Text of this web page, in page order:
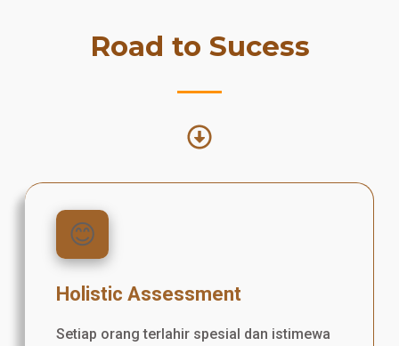
Road to Sucess
😊
Holistic Assessment
Setiap orang terlahir spesial dan istimewa